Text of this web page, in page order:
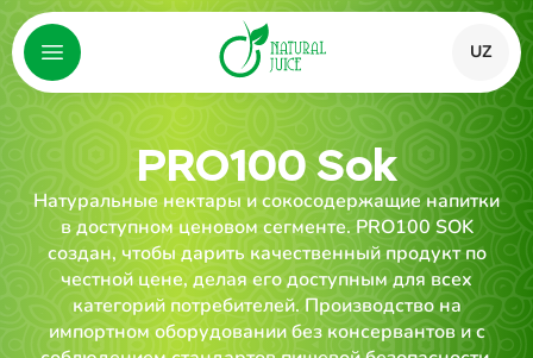
UZ
PRO100 Sok
Натуральные нектары и сокосодержащие напитки
в доступном ценовом сегменте. PRO100 SOK
создан, чтобы дарить качественный продукт по
честной цене, делая его доступным для всех
категорий потребителей. Производство на
импортном оборудовании без консервантов и с